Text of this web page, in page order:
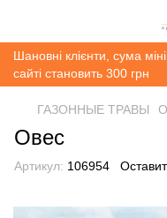
Шановні клієнти, сума
сайті становить 300 грн
ГАЗОННЫЕ ТРАВЫ
Овес
Артикул: 106954